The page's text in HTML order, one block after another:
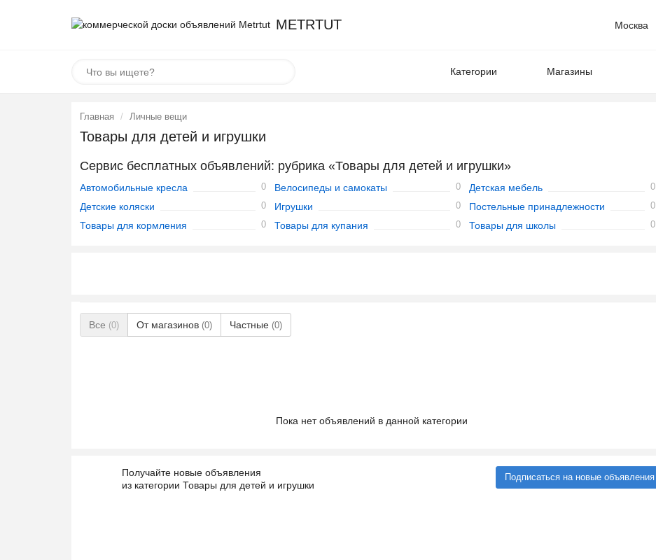
METRTUT Москва
Категории Магазины
Главная Личные вещи
Товары для детей и игрушки
Сервис бесплатных объявлений: рубрика «Товары для детей и игрушки»
Автомобильные кресла 0 Велосипеды и самокаты 0 Детская мебель 0
Детские коляски 0 Игрушки 0 Постельные принадлежности 0
Товары для кормления 0 Товары для купания 0 Товары для школы 0
Все (0) От магазинов (0) Частные (0)
Пока нет объявлений в данной категории
Получайте новые объявления
из категории Товары для детей и игрушки
Подписаться на новые объявления